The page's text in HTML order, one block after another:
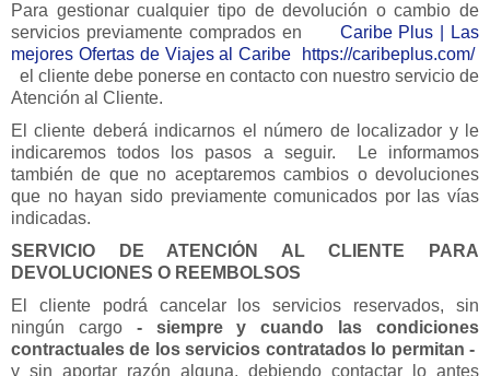
Para gestionar cualquier tipo de devolución o cambio de
servicios previamente comprados en Caribe Plus | Las
mejores Ofertas de Viajes al Caribe https://caribeplus.com/
e l cliente debe ponerse en contacto con nuestro servicio de
Atención al Cliente.
El cliente deberá indicarnos el número de localizador y le
indicaremos todos los pasos a seguir. Le informamos
también de que no aceptaremos cambios o devoluciones
que no hayan sido previamente comunicados por las vías
indicadas.
SERVICIO DE ATENCIÓN AL CLIENTE PARA
DEVOLUCIONES O REEMBOLSOS
El cliente podrá cancelar los servicios reservados, sin
ningún cargo - siempre y cuando las condiciones
contractuales de los servicios contratados lo permitan -
y sin aportar razón alguna, debiendo contactar lo antes